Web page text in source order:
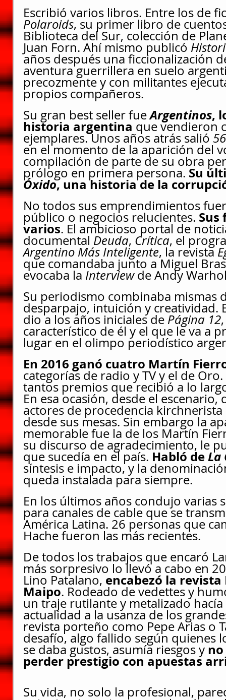
Escribió varios libros. Entre los de
Polaroids, su primer libro de
Biblioteca del Sur, colección de
Juan Forn. Ahí mismo publicó
años después una ficcionalización
aventura guerrillera en suelo
precozmente y con militantes
propios compañeros.
Su gran best seller fue Argentinos,
historia argentina que vendieron
ejemplares. Unos años atrás salió
en el momento de la aparición del
compilación de parte de su obra
prólogo en primera persona. Su
Óxido, una historia de la
No todos sus emprendimientos
público o negocios relucientes.
varios. El ambicioso portal de
documental Deuda, Crítica, el
Argentino Más Inteligente, la revista
que comandaba junto a Miguel
evocaba la Interview de Andy
Su periodismo combinaba mismas
desparpajo, intuición y creatividad.
dio a los años iniciales de Página 12
característico de él y el que le va a
lugar en el olimpo periodístico
En 2016 ganó cuatro Martín
categorías de radio y TV y el de
tantos premios que recibió a lo
En esa ocasión, desde el
actores de procedencia
desde sus mesas. Sin embargo la
memorable fue la de los Martín
su discurso de agradecimiento, le
que sucedía en el país. Habló de La
síntesis e impacto, y la
queda instalada para siempre.
En los últimos años condujo varias
para canales de cable que se
América Latina. 26 personas que
Hache fueron las más recientes.
De todos los trabajos que encaró
más sorpresivo lo llevó a cabo en
Lino Patalano, encabezó la
Maipo. Rodeado de vedettes y
un traje rutilante y metalizado
actualidad a la usanza de los
revista porteño como Pepe Arias o
desafío, algo fallido según quienes
se daba gustos, asumía riesgos y
perder prestigio con apuestas
Su vida, no solo la profesional,